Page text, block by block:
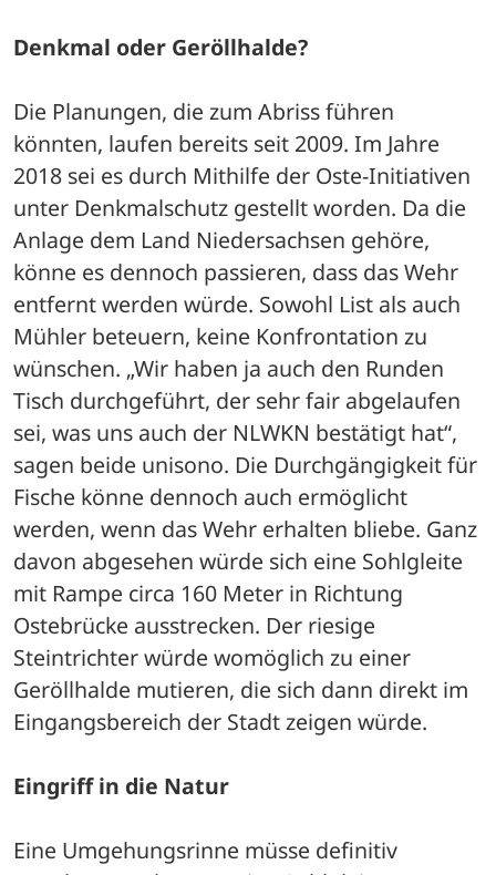
Denkmal oder Geröllhalde?
Die Planungen, die zum Abriss führen
könnten, laufen bereits seit 2009. Im Jahre
2018 sei es durch Mithilfe der Oste-Initiativen
unter Denkmalschutz gestellt worden. Da die
Anlage dem Land Niedersachsen gehöre,
könne es dennoch passieren, dass das Wehr
entfernt werden würde. Sowohl List als auch
Mühler beteuern, keine Konfrontation zu
wünschen. „Wir haben ja auch den Runden
Tisch durchgeführt, der sehr fair abgelaufen
sei, was uns auch der NLWKN bestätigt hat“,
sagen beide unisono. Die Durchgängigkeit für
Fische könne dennoch auch ermöglicht
werden, wenn das Wehr erhalten bliebe. Ganz
davon abgesehen würde sich eine Sohlgleite
mit Rampe circa 160 Meter in Richtung
Ostebrücke ausstrecken. Der riesige
Steintrichter würde womöglich zu einer
Geröllhalde mutieren, die sich dann direkt im
Eingangsbereich der Stadt zeigen würde.
Eingriff in die Natur
Eine Umgehungsrinne müsse definitiv